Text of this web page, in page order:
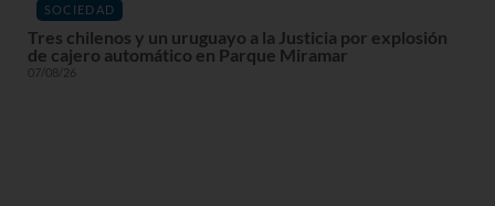
SOCIEDAD
Tres chilenos y un uruguayo a la Justicia por explosión
de cajero automático en Parque Miramar
07/08/26